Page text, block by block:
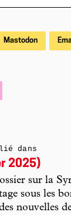
Mastodon
dans
2025)
sur la
sous les
nouvelles